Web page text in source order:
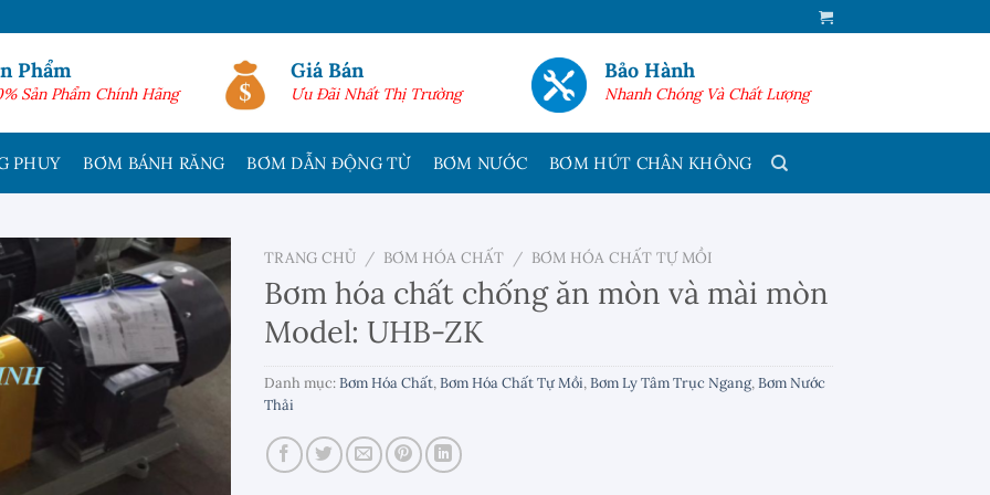
Phẩm
Sản Phẩm Chính Hãng
Giá Bán
Ưu Đãi Nhất Thị Trường
Bảo Hành
Nhanh Chóng Và Chất Lượng
PHUY BƠM BÁNH RĂNG BƠM DẪN ĐỘNG TỪ BƠM NƯỚC BƠM HÚT CHÂN KHÔNG
TRANG CHỦ / BƠM HÓA CHẤT / BƠM HÓA CHẤT TỰ MỒI
Bơm hóa chất chống ăn mòn và mài mòn
Model: UHB-ZK
Danh mục:Bơm Hóa Chất,Bơm Hóa Chất Tự Mồi,Bơm Ly Tâm Trục Ngang,Bơm Nước
Thải